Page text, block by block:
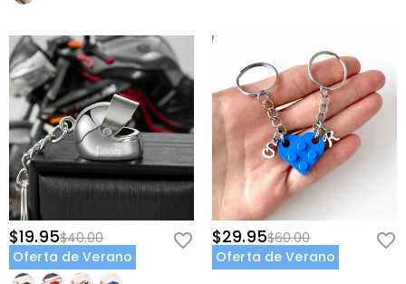
Aniversario:Graba la fecha de vuestro aniversario para marcar
años de amor.
San Valentín:Un regalo romántico que dice "Te llevo conmigo."
Boda:Un set a juego para recién casados para celebrar su unión.
Compromiso:Personaliza con la fecha del compromiso para un
momento especial.
Hito de Relación:Marca el día en que os conocisteis o empezasteis
a salir.
Navidad:Un regalo considerado para parejas o mejores amigos.
Día de la Amistad:Celebra tus amistades más cercanas con
placas a juego.
$19.95$40.00
Oferta de Verano
$29.95$60.00
Oferta de Verano